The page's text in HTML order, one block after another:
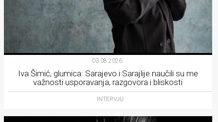
03.08.2026.
Iva Šimić, glumica: Sarajevo i Sarajlije naučili su me
važnosti usporavanja, razgovora i bliskosti
INTERVJU